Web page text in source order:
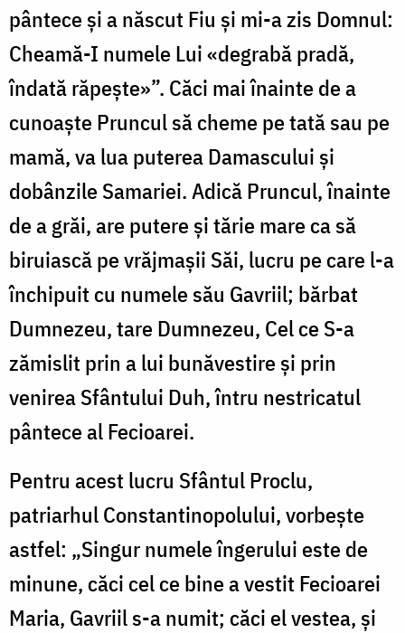
pântece și a născut Fiu și mi-a zis Domnul:
Cheamă-I numele Lui «degrabă pradă,
îndată răpește»”. Căci mai înainte de a
cunoaște Pruncul să cheme pe tată sau pe
mamă, va lua puterea Damascului și
dobânzile Samariei. Adică Pruncul, înainte
de a grăi, are putere și tărie mare ca să
biruiască pe vrăjmașii Săi, lucru pe care l-a
închipuit cu numele său Gavriil; bărbat
Dumnezeu, tare Dumnezeu, Cel ce S-a
zămislit prin a lui bunăvestire și prin
venirea Sfântului Duh, întru nestricatul
pântece al Fecioarei.
Pentru acest lucru Sfântul Proclu,
patriarhul Constantinopolului, vorbește
astfel: „Singur numele îngerului este de
minune, căci cel ce bine a vestit Fecioarei
Maria, Gavriil s-a numit; căci el vestea, și